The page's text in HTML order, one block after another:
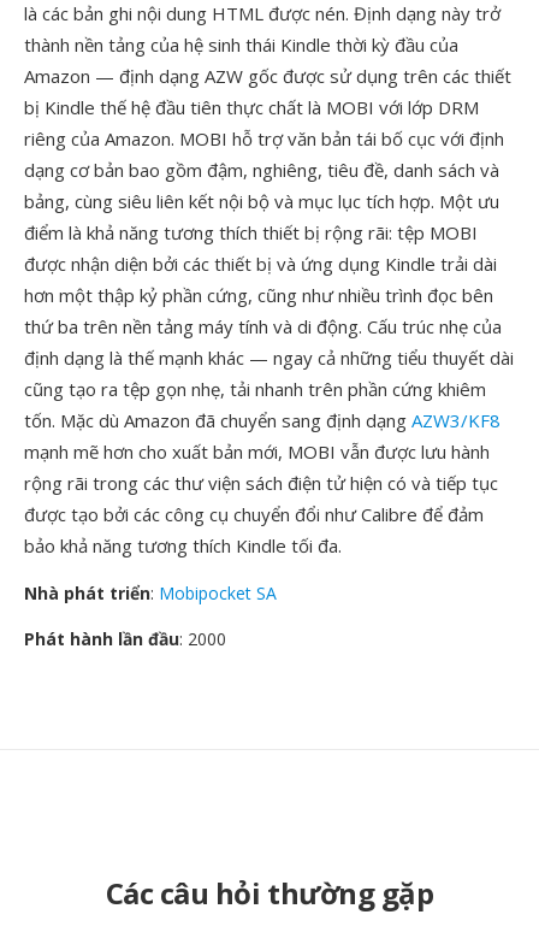
là các bản ghi nội dung HTML được nén. Định dạng này trở
thành nền tảng của hệ sinh thái Kindle thời kỳ đầu của
Amazon — định dạng AZW gốc được sử dụng trên các thiết
bị Kindle thế hệ đầu tiên thực chất là MOBI với lớp DRM
riêng của Amazon. MOBI hỗ trợ văn bản tái bố cục với định
dạng cơ bản bao gồm đậm, nghiêng, tiêu đề, danh sách và
bảng, cùng siêu liên kết nội bộ và mục lục tích hợp. Một ưu
điểm là khả năng tương thích thiết bị rộng rãi: tệp MOBI
được nhận diện bởi các thiết bị và ứng dụng Kindle trải dài
hơn một thập kỷ phần cứng, cũng như nhiều trình đọc bên
thứ ba trên nền tảng máy tính và di động. Cấu trúc nhẹ của
định dạng là thế mạnh khác — ngay cả những tiểu thuyết dài
cũng tạo ra tệp gọn nhẹ, tải nhanh trên phần cứng khiêm
tốn. Mặc dù Amazon đã chuyển sang định dạng AZW3/KF8
mạnh mẽ hơn cho xuất bản mới, MOBI vẫn được lưu hành
rộng rãi trong các thư viện sách điện tử hiện có và tiếp tục
được tạo bởi các công cụ chuyển đổi như Calibre để đảm
bảo khả năng tương thích Kindle tối đa.
Nhà phát triển: Mobipocket SA
Phát hành lần đầu: 2000
Các câu hỏi thường gặp